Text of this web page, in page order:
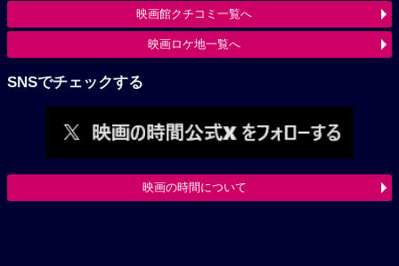
映画館クチコミ一覧へ
映画ロケ地一覧へ
SNSでチェックする
映画の時間について